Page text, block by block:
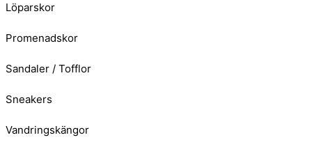
Löparskor
Promenadskor
Sandaler / Tofflor
Sneakers
Vandringskängor